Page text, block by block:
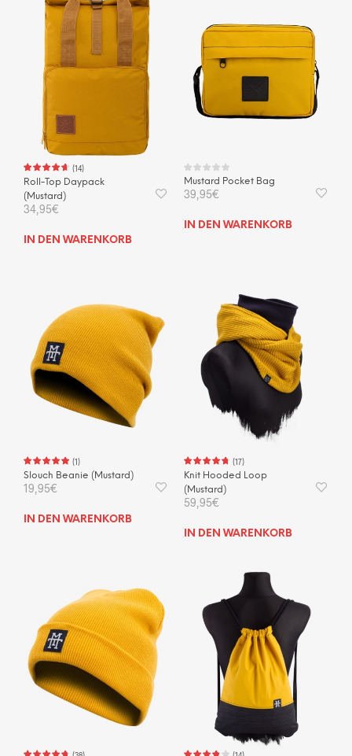
(14)
Roll-Top Daypack
(Mustard)
34,95€
IN DEN WARENKORB
Mustard Pocket Bag
39,95€
IN DEN WARENKORB
(1)
Slouch Beanie (Mustard)
19,95€
IN DEN WARENKORB
(17)
Knit Hooded Loop
(Mustard)
59,95€
IN DEN WARENKORB